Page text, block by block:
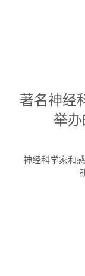
著名神经
举办
神经科学家和